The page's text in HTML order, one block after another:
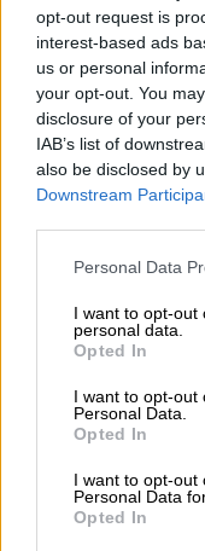
opt-out request is
interest-based ads
us or personal
your opt-out. You
disclosure of your
IAB’s list of
also be disclosed by
Downstream
Personal Data
I want to opt-out
personal data.
Opted In
I want to opt-out
Personal Data.
Opted In
I want to opt-out
Personal Data
Opted In
Stout statt Sekt! Wir
herzlich willkommen
Erlebnismit feinsten
nützlichem
Jungesellenabschied/
Wende Dich an unser
gemeinsam mit ihnen
für Dich und Deine
zu einem besonders
Regensburg oder
Team der Bierothek®
Bierwissen und guten